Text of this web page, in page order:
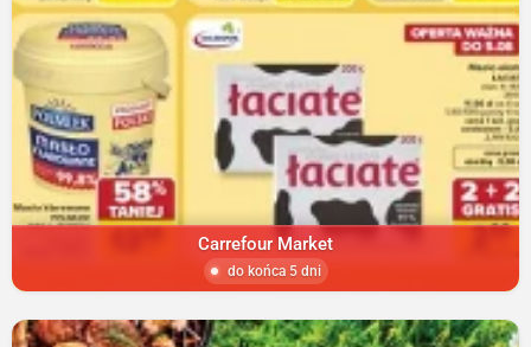
Carrefour Market
do końca 5 dni